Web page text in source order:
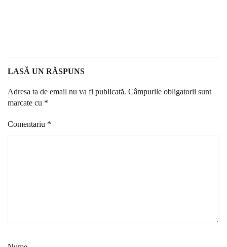
LASĂ UN RĂSPUNS
Adresa ta de email nu va fi publicată. Câmpurile obligatorii sunt
marcate cu *
Comentariu *